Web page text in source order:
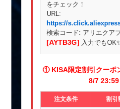
をチェック！
URL:
https://
検索コード: アリエクア
[AYTB3G] 入力でも
① KISA限定割引クーポ
8/7 23:59
注文条件 割引